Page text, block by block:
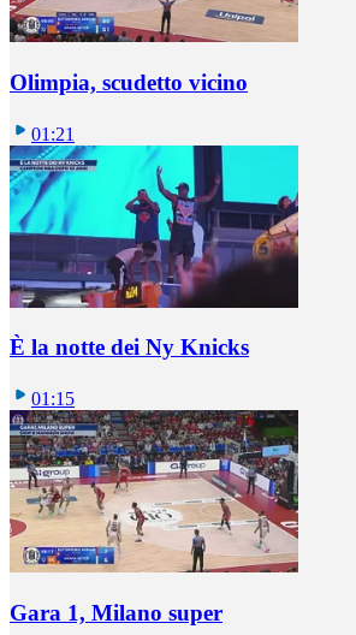
Olimpia, scudetto vicino
01:21
È la notte dei Ny Knicks
01:15
Gara 1, Milano super